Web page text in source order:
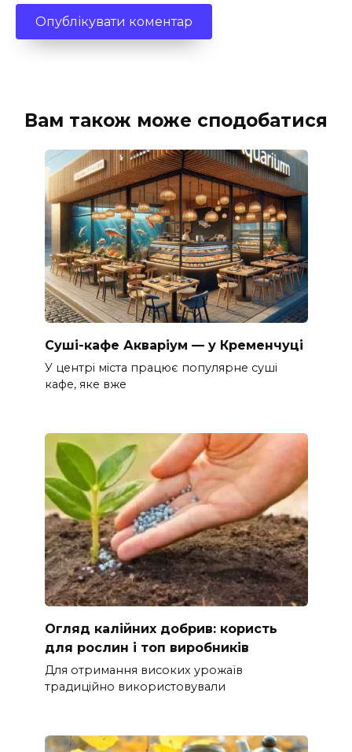
Вам також може сподобатися
Суші-кафе Акваріум — у Кременчуці
У центрі міста працює популярне суші
кафе, яке вже
Огляд калійних добрив: користь
для рослин і топ виробників
Для отримання високих урожаїв
традиційно використовували